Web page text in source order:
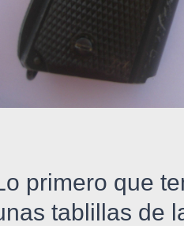
primero que
tablillas de